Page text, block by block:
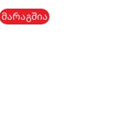
ᲛᲐᲠᲐᲒᲨᲘᲐ